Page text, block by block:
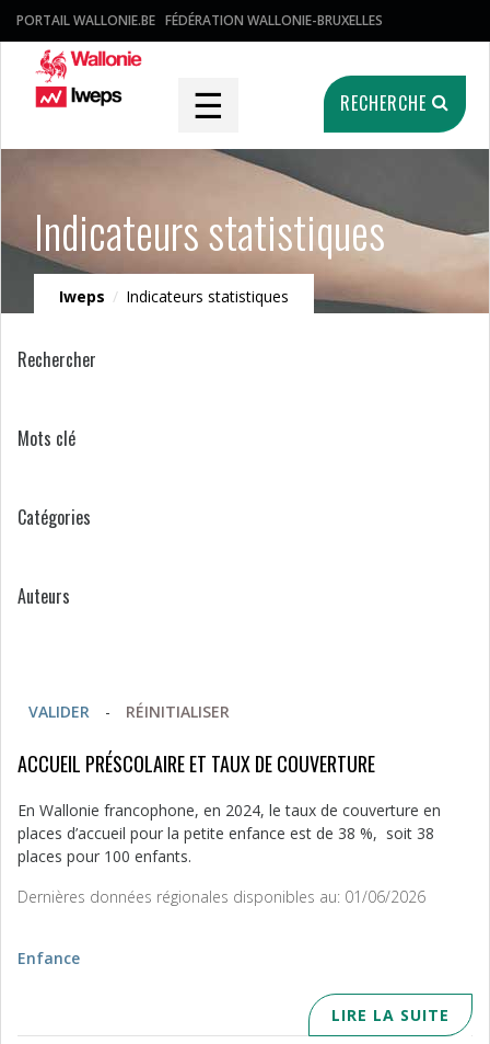
PORTAIL WALLONIE.BE FÉDÉRATION WALLONIE-BRUXELLES
☰ RECHERCHE
Indicateurs statistiques
Iweps / Indicateurs statistiques
Rechercher
Mots clé
Catégories
Auteurs
VALIDER - RÉINITIALISER
ACCUEIL PRÉSCOLAIRE ET TAUX DE COUVERTURE
En Wallonie francophone, en 2024, le taux de couverture en
places d’accueil pour la petite enfance est de 38 %, soit 38
places pour 100 enfants.
Dernières données régionales disponibles au: 01/06/2026
Enfance
LIRE LA SUITE